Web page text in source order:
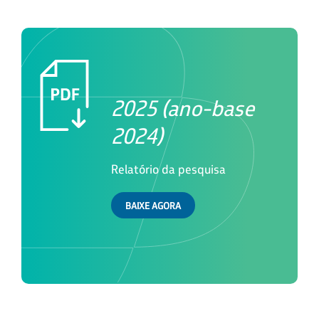
2025 (ano-base
2024)
Relatório da pesquisa
BAIXE AGORA